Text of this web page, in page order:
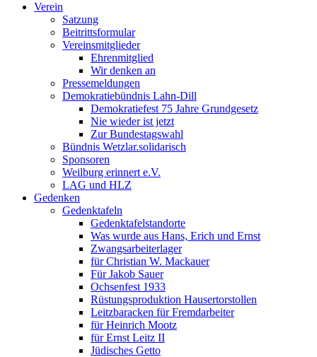
Verein
Satzung
Beitrittsformular
Vereinsmitglieder
Ehrenmitglied
Wir denken an
Pressemeldungen
Demokratiebündnis Lahn-Dill
Demokratiefest 75 Jahre Grundgesetz
Nie wieder ist jetzt
Zur Bundestagswahl
Bündnis Wetzlar.solidarisch
Sponsoren
Weilburg erinnert e.V.
LAG und HLZ
Gedenken
Gedenktafeln
Gedenktafelstandorte
Was wurde aus Hans, Erich und Ernst
Zwangsarbeiterlager
für Christian W. Mackauer
Für Jakob Sauer
Ochsenfest 1933
Rüstungsproduktion Hausertorstollen
Leitzbaracken für Fremdarbeiter
für Heinrich Mootz
für Ernst Leitz II
Jüdisches Getto